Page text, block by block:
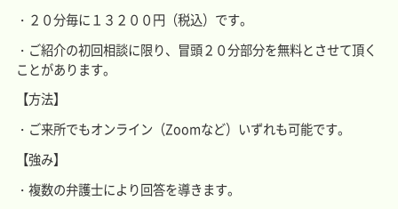
・２０分毎に１３２００円（税込）です。
・ご紹介の初回相談に限り、冒頭２０分部分を無料とさせて頂く
ことがあります。
【方法】
・ご来所でもオンライン（Zoomなど）いずれも可能です。
【強み】
・複数の弁護士により回答を導きます。